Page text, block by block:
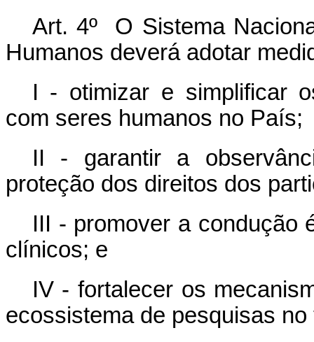
Art. 4º O Sistema
Humanos deverá adotar
I - otimizar e simplificar
com seres humanos no País;
II - garantir a
proteção dos direitos dos
III - promover a condução
clínicos; e
IV - fortalecer os
ecossistema de pesquisas